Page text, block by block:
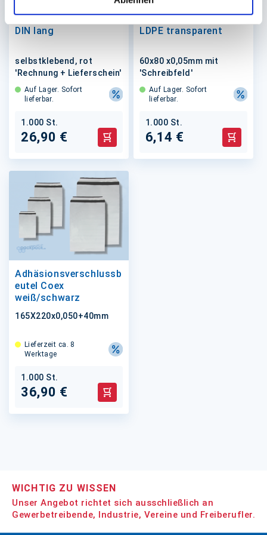
Begleitpapiertasche
DIN lang
selbstklebend, rot
'Rechnung + Lieferschein'
Auf Lager. Sofort
lieferbar.
1.000 St.
26,90 € In den Warenkorb
Druckverschlussbeutel
LDPE transparent
60x80 x0,05mm mit
'Schreibfeld'
Auf Lager. Sofort
lieferbar.
1.000 St.
6,14 € In den
Adhäsionsverschlussb
eutel Coex
weiß/schwarz
165X220x0,050+40mm
Lieferzeit ca. 8
Werktage
1.000 St.
36,90 € In den Warenkorb
WICHTIG ZU WISSEN
Unser Angebot richtet sich ausschließlich an
Gewerbetreibende, Industrie, Vereine und Freiberufler.